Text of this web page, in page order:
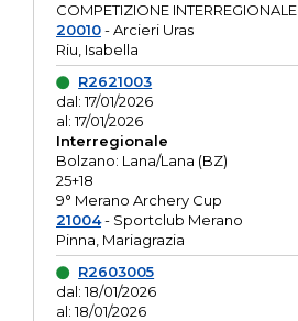
COMPETIZIONE INTERREGIONALE
20010- Arcieri Uras
Riu, Isabella
R2621003
dal: 17/01/2026
al: 17/01/2026
Interregionale
Bolzano: Lana/Lana (BZ)
25+18
9° Merano Archery Cup
21004- Sportclub Merano
Pinna, Mariagrazia
R2603005
dal: 18/01/2026
al: 18/01/2026